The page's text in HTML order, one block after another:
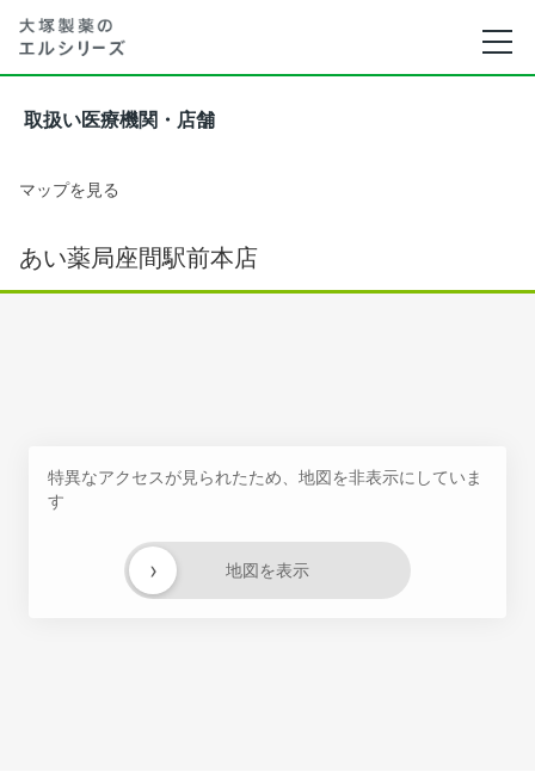
取扱い医療機関・店舗
マップを見る
あい薬局座間駅前本店
特異なアクセスが見られたため、地図を非表示にしていま
す
地図を表示
›